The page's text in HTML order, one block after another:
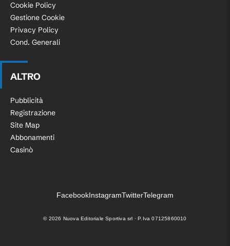
Cookie Policy
Gestione Cookie
Privacy Policy
Cond. Generali
ALTRO
Pubblicità
Registrazione
Site Map
Abbonamenti
Casinò
FacebookInstagramTwitterTelegram
© 2026 Nuova Editoriale Sportiva srl · P.Iva 07125860010